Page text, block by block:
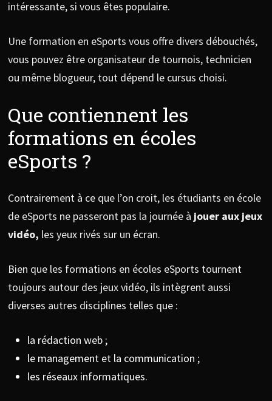
intéressante, si vous êtes populaire.
Une formation en eSports vous offre divers débouchés,
vous pouvez être organisateur de tournois, technicien
ou même blogueur, tout dépend le cursus choisi.
Que contiennent les
formations en écoles
eSports ?
Contrairement à ce que l’on croit, les étudiants en école
de eSports ne passeront pas la journée à jouer aux jeux
vidéo, les yeux rivés sur un écran.
Bien que les formations en écoles eSports tournent
toujours autour des jeux vidéo, ils intègrent aussi
diverses autres disciplines telles que :
la rédaction web ;
le management et la communication ;
les réseaux informatiques.